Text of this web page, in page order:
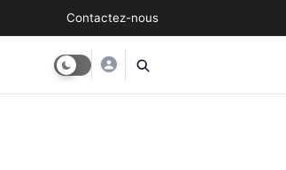
Contactez-nous